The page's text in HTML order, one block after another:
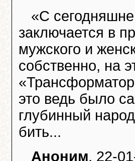
«С
заключается в
мужского и
собственно, на
это ведь было
глубинный
бить...
Аноним, 22-